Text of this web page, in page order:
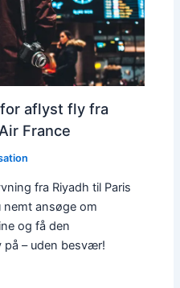
aflyst fly fra
France
fra Riyadh til Paris
nemt ansøge om
og få den
på – uden besvær!